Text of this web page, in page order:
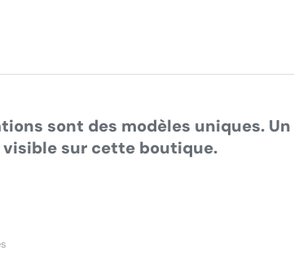
sont des modèles uniques.
sur cette boutique.